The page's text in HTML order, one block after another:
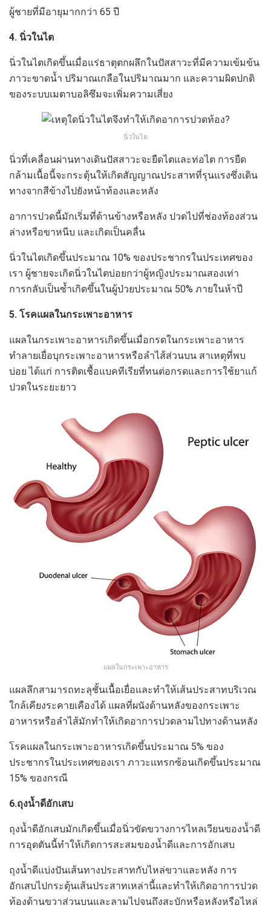
ผู้ชายที่มีอายุมากกว่า 65 ปี
4. นิ่วในไต
นิ่วในไตเกิดขึ้นเมื่อแร่ธาตุตกผลึกในปัสสาวะที่มีความเข้มข้น
ภาวะขาดน้ำ ปริมาณเกลือในปริมาณมาก และความผิดปกติ
ของระบบเมตาบอลิซึมจะเพิ่มความเสี่ยง
นิ่วในไต
นิ่วที่เคลื่อนผ่านทางเดินปัสสาวะจะยืดไตและท่อไต การยืด
กล้ามเนื้อนี้จะกระตุ้นให้เกิดสัญญาณประสาทที่รุนแรงซึ่งเดิน
ทางจากสีข้างไปยังหน้าท้องและหลัง
อาการปวดนี้มักเริ่มที่ด้านข้างหรือหลัง ปวดไปที่ช่องท้องส่วน
ล่างหรือขาหนีบ และเกิดเป็นคลื่น
นิ่วในไตเกิดขึ้นประมาณ 10% ของประชากรในประเทศของ
เรา ผู้ชายจะเกิดนิ่วในไตบ่อยกว่าผู้หญิงประมาณสองเท่า
การกลับเป็นซ้ำเกิดขึ้นในผู้ป่วยประมาณ 50% ภายในห้าปี
5. โรคแผลในกระเพาะอาหาร
แผลในกระเพาะอาหารเกิดขึ้นเมื่อกรดในกระเพาะอาหาร
ทำลายเยื่อบุกระเพาะอาหารหรือลำไส้ส่วนบน สาเหตุที่พบ
บ่อย ได้แก่ การติดเชื้อแบคทีเรียที่ทนต่อกรดและการใช้ยาแก้
ปวดในระยะยาว
แผลในกระเพาะอาหาร
แผลลึกสามารถทะลุชั้นเนื้อเยื่อและทำให้เส้นประสาทบริเวณ
ใกล้เคียงระคายเคืองได้ แผลที่ผนังด้านหลังของกระเพาะ
อาหารหรือลำไส้มักทำให้เกิดอาการปวดลามไปทางด้านหลัง
โรคแผลในกระเพาะอาหารเกิดขึ้นประมาณ 5% ของ
ประชากรในประเทศของเรา ภาวะแทรกซ้อนเกิดขึ้นประมาณ
15% ของกรณี
6.ถุงน้ำดีอักเสบ
ถุงน้ำดีอักเสบมักเกิดขึ้นเมื่อนิ่วขัดขวางการไหลเวียนของน้ำดี
การอุดตันนี้ทำให้เกิดการสะสมของน้ำดีและการอักเสบ
ถุงน้ำดีแบ่งปันเส้นทางประสาทกับไหล่ขวาและหลัง การ
อักเสบไปกระตุ้นเส้นประสาทเหล่านี้และทำให้เกิดอาการปวด
ท้องด้านขวาส่วนบนและลามไปจนถึงสะบักหรือหลังหรือไหล่